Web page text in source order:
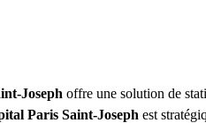
Joseph offre une solution de
Paris Saint-Joseph est